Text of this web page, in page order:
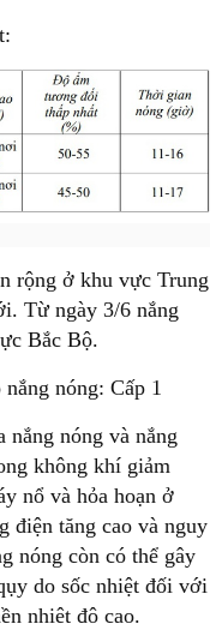
rộng ở khu vực Trung
Từ ngày 3/6 nắng
Bắc Bộ.
nóng: Cấp 1
nắng nóng và nắng
không khí giảm
nổ và hỏa hoạn ở
điện tăng cao và nguy
nóng còn có thể gây
do sốc nhiệt đối với
nhiệt độ cao.